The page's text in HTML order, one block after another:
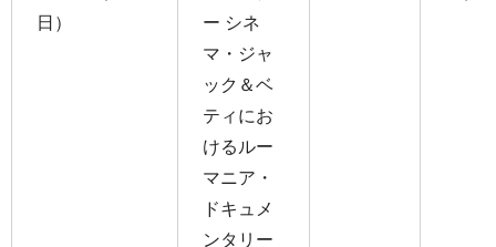
日）
ー シネ
マ・ジャ
ック＆ベ
ティにお
けるルー
マニア・
ドキュメ
ンタリー